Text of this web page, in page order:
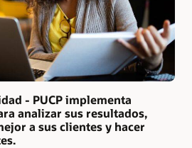
- PUCP implementa
analizar sus resultados,
a sus clientes y hacer